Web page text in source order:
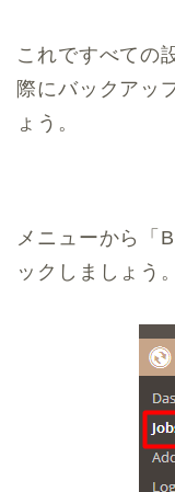
これですべての
際にバックアッ
ょう。
メニューから「
ックしましょう。